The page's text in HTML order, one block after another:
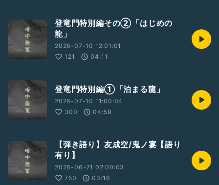
登竜門特別編その②「はじめの
龍」
2026-07-10 12:01:01
121
04:11
登竜門特別編①「泊まる龍」
2026-07-10 11:00:04
300
04:59
【弾き語り】友成空/鬼ノ宴【語り
有り】
2026-06-21 02:00:03
750
03:16